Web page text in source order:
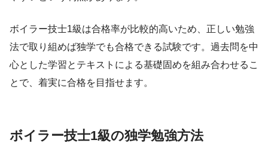
ボイラー技士1級は合格率が比較的高いため、正しい勉強
法で取り組めば独学でも合格できる試験です。過去問を中
心とした学習とテキストによる基礎固めを組み合わせるこ
とで、着実に合格を目指せます。
ボイラー技士1級の独学勉強方法